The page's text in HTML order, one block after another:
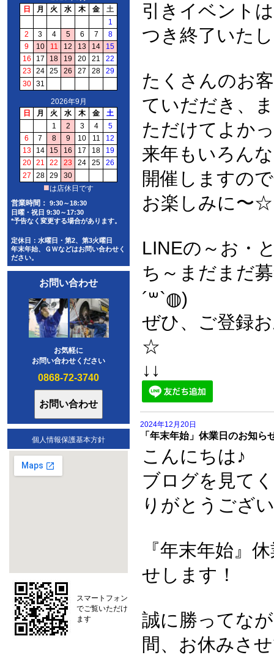
営業時間： 9:30～18:30
日曜・祝日 9:30～17:30
*予告なく変更する場合があります。
定休日：水曜日・第2、第3火曜日
年末年始、ＧＷなどはお問い合わせく
ださい。
お問い合わせ
お気軽に
お問い合わせください
0868-72-3740
個人情報保護基本方針
スマートフォン
でご覧いただけ
ます
引きイベント
つき終了いた
たくさんのお
ていだだき、
ただけてよか
来年もいろん
開催しますの
お楽しみに
LINEの～お・
ち～まだまだ
´꒳`◍)
ぜひ、ご登録
☆
↓↓
2024年12月20日
「年末年始」休業日のお知ら
こんにちは♪
ブログを見て
りがとうござい
『年末年始』
せします！
誠に勝ってな
間、お休みさ